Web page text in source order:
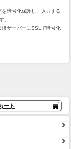
暗号化保護し、入力する
。
済サーバーにSSLで暗号化
ート